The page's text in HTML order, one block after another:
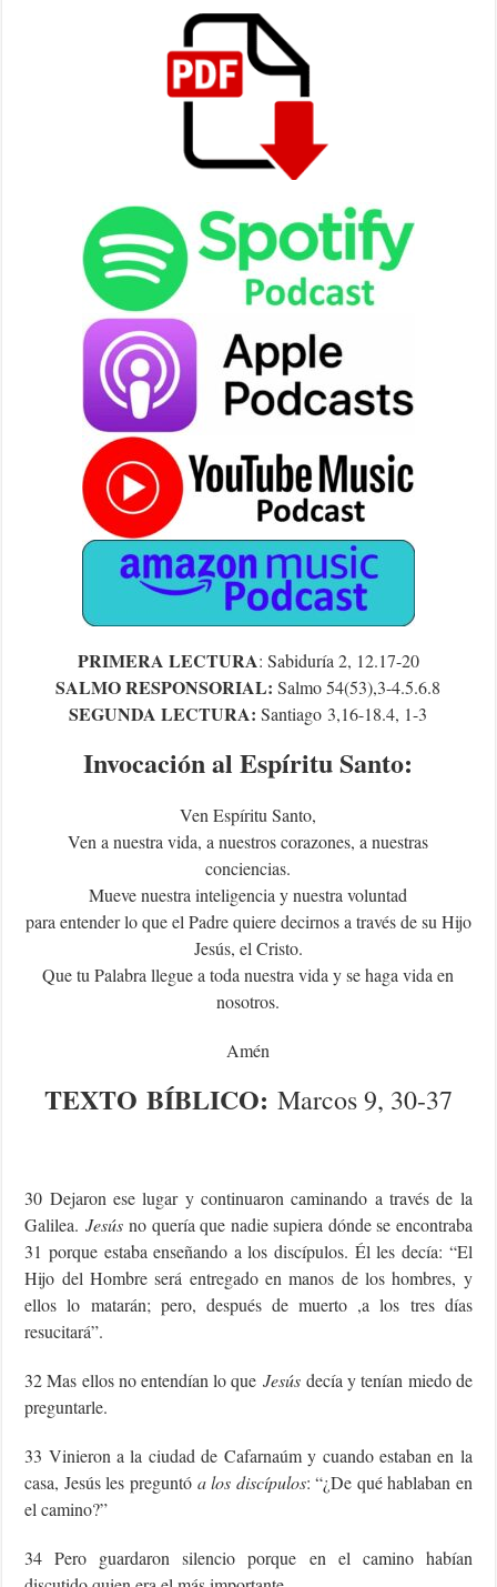
PRIMERA LECTURA: Sabiduría 2, 12.17-20
SALMO RESPONSORIAL:Salmo 54(53),3-4.5.6.8
SEGUNDA LECTURA: Santiago 3,16-18.4, 1-3
Invocación al Espíritu Santo:
Ven Espíritu Santo,
Ven a nuestra vida, a nuestros corazones, a nuestras
conciencias.
Mueve nuestra inteligencia y nuestra voluntad
para entender lo que el Padre quiere decirnos a través de su Hijo
Jesús, el Cristo.
Que tu Palabra llegue a toda nuestra vida y se haga vida en
nosotros.
Amén
TEXTO BÍBLICO: Marcos 9, 30-37
30 Dejaron ese lugar y continuaron caminando a través de la
Galilea. Jesúsno quería que nadie supiera dónde se encontraba
31 porque estaba enseñando a los discípulos. Él les decía: “El
Hijo del Hombre será entregado en manos de los hombres, y
ellos lo matarán; pero, después de muerto ,a los tres días
resucitará”.
32 Mas ellos no entendían lo que Jesúsdecía y tenían miedo de
preguntarle.
33 Vinieron a la ciudad de Cafarnaúm y cuando estaban en la
casa, Jesús les preguntóa los discípulos: “¿De qué hablaban en
el camino?”
34 Pero guardaron silencio porque en el camino habían